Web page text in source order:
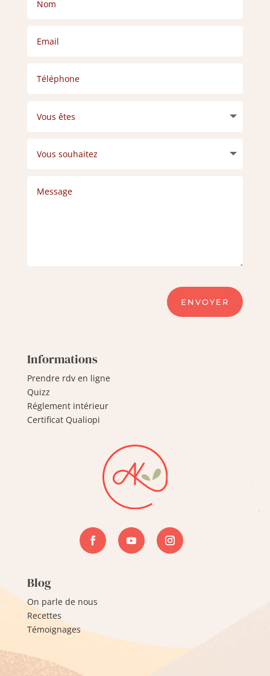
ENVOYER
Informations
Prendre rdv en ligne
Quizz
Réglement intérieur
Certificat Qualiopi
Blog
On parle de nous
Recettes
Témoignages